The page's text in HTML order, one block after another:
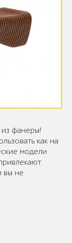
фанеры!
как на
модели
вы не